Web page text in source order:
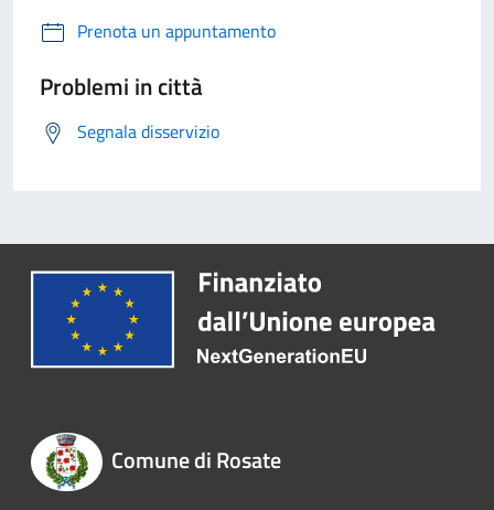
Prenota un appuntamento
Problemi in città
Segnala disservizio
Comune di Rosate